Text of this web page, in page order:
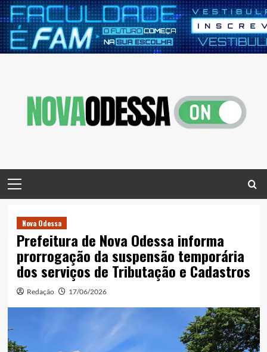
Menu
Nova Odessa
Prefeitura de Nova Odessa informa
prorrogação da suspensão temporária
dos serviços de Tributação e Cadastros
Redação 17/06/2026